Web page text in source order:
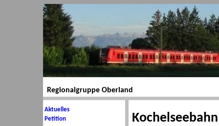
Regionalgruppe Oberland
Aktuelles
Petition